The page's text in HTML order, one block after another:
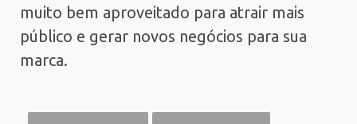
muito bem aproveitado para atrair mais
público e gerar novos negócios para sua
marca.